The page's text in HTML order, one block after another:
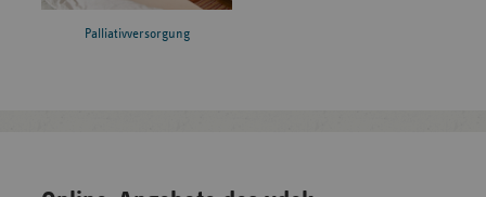
Palliativversorgung